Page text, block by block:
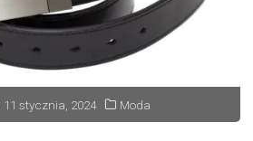
11 stycznia, 2024 Moda